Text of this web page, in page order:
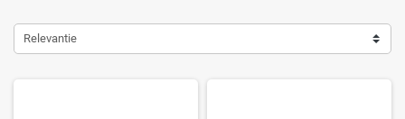
Relevantie